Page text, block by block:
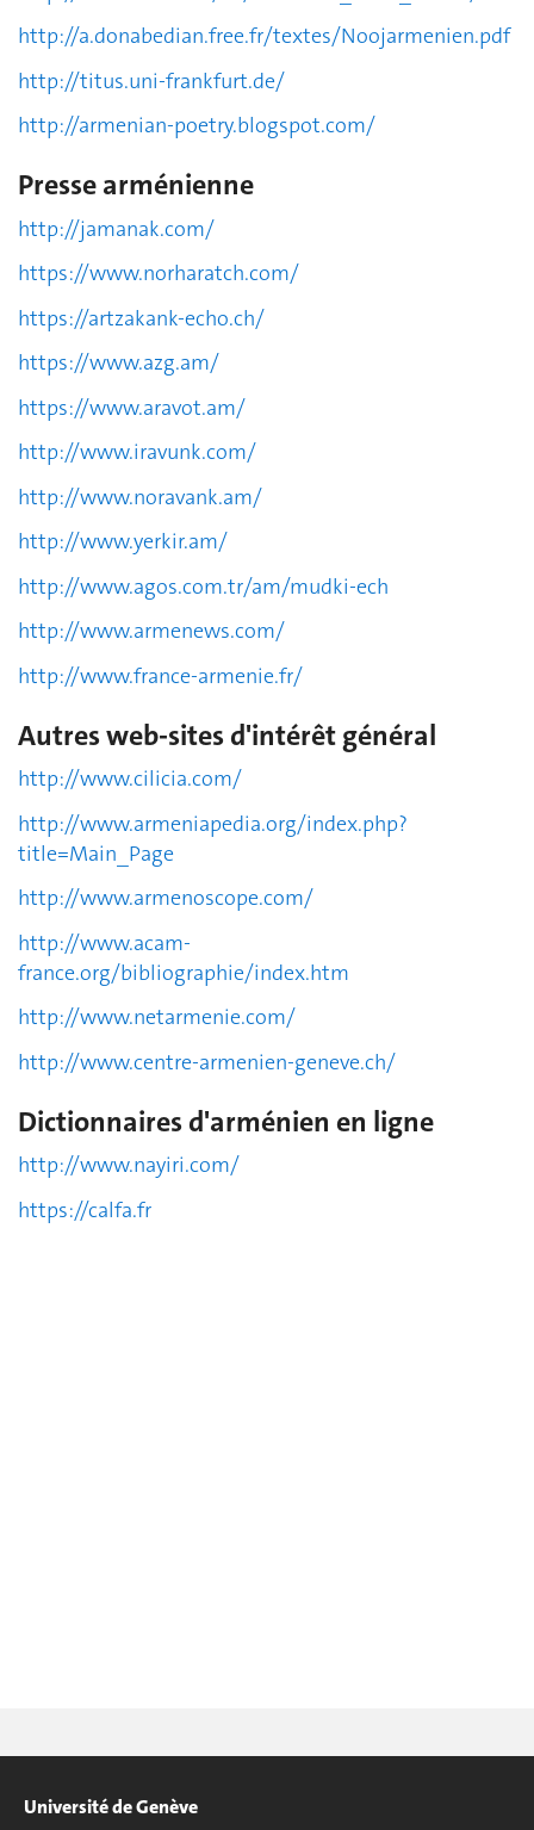
http://a.donabedian.free.fr/textes/Noojarmenien.pdf
http://titus.uni-frankfurt.de/
http://armenian-poetry.blogspot.com/
Presse arménienne
http://jamanak.com/
https://www.norharatch.com/
https://artzakank-echo.ch/
https://www.azg.am/
https://www.aravot.am/
http://www.iravunk.com/
http://www.noravank.am/
http://www.yerkir.am/
http://www.agos.com.tr/am/mudki-ech
http://www.armenews.com/
http://www.france-armenie.fr/
Autres web-sites d'intérêt général
http://www.cilicia.com/
http://www.armeniapedia.org/index.php?
title=Main_Page
http://www.armenoscope.com/
http://www.acam-
france.org/bibliographie/index.htm
http://www.netarmenie.com/
http://www.centre-armenien-geneve.ch/
Dictionnaires d'arménien en ligne
http://www.nayiri.com/
https://calfa.fr
Université de Genève